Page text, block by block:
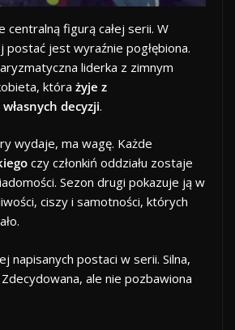
centralną figurą całej serii. W
postać jest wyraźnie pogłębiona.
liderka z zimnym
która żyje z
decyzji.
wydaje, ma wagę. Każde
czy członkiń oddziału zostaje
Sezon drugi pokazuje ją w
ciszy i samotności, których
napisanych postaci w serii. Silna,
ale nie pozbawiona